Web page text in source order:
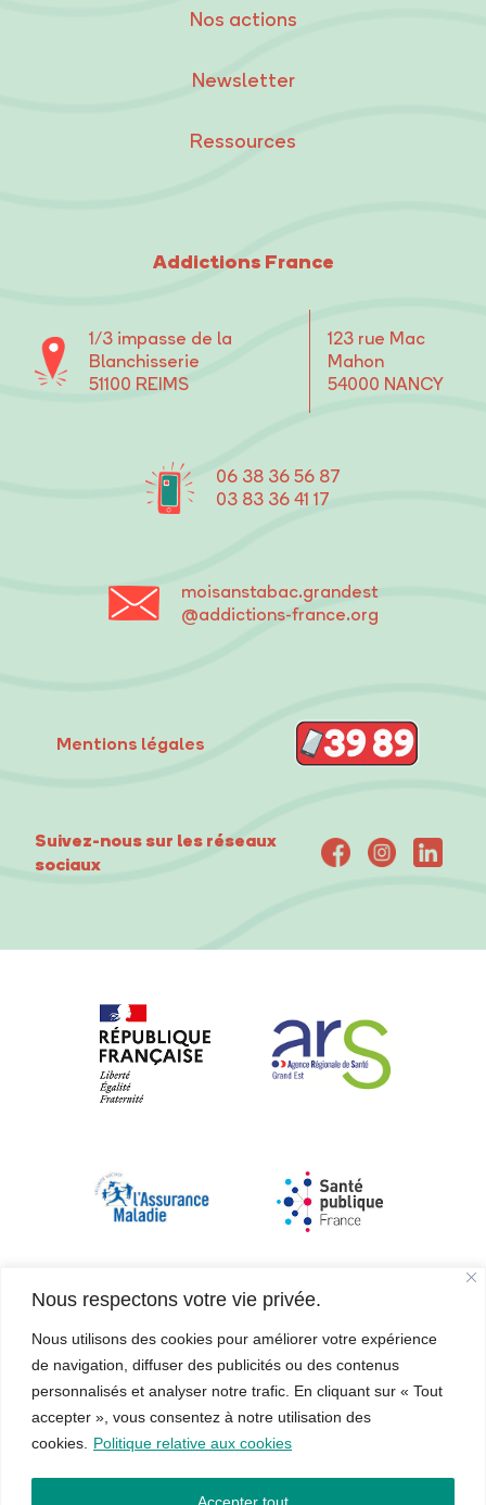
Nous respectons votre vie privée.
Nous utilisons des cookies pour améliorer votre expérience
de navigation, diffuser des publicités ou des contenus
personnalisés et analyser notre trafic. En cliquant sur « Tout
accepter », vous consentez à notre utilisation des
cookies.
Politique relative aux cookies
Accepter tout
Nos actions
Newsletter
Ressources
Addictions France
1/3 impasse de la
Blanchisserie
51100 REIMS
123 rue Mac
Mahon
54000 NANCY
06 38 36 56 87
03 83 36 41 17
moisanstabac.grandest
@addictions-france.org
Mentions légales
Suivez-nous sur les réseaux
sociaux